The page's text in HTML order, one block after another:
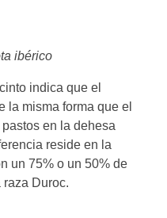
ibérico
indica que el
la misma forma que el
en la dehesa
reside en la
un 75% o un 50% de
Duroc.